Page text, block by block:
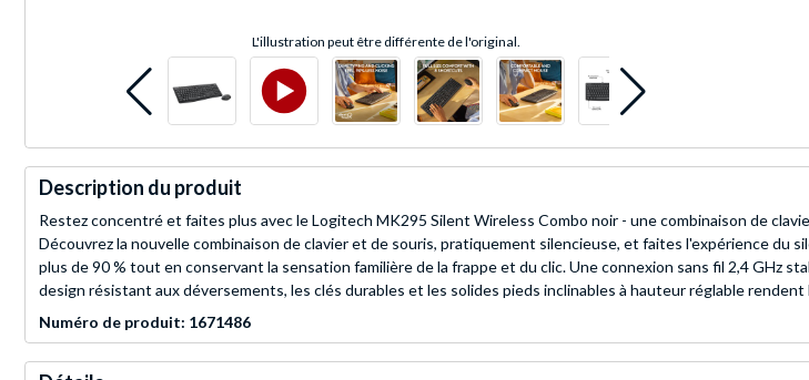
L'illustration peut être différente de l'original.
Description du produit
Restez concentré et faites plus avec le Logitech MK295 Silent Wireless Combo noir - une combinaison de
Découvrez la nouvelle combinaison de clavier et de souris, pratiquement silencieuse, et faites l'expérience
plus de 90 % tout en conservant la sensation familière de la frappe et du clic. Une connexion sans fil 2,4 GHz
design résistant aux déversements, les clés durables et les solides pieds inclinables à hauteur réglable
Numéro de produit: 1671486